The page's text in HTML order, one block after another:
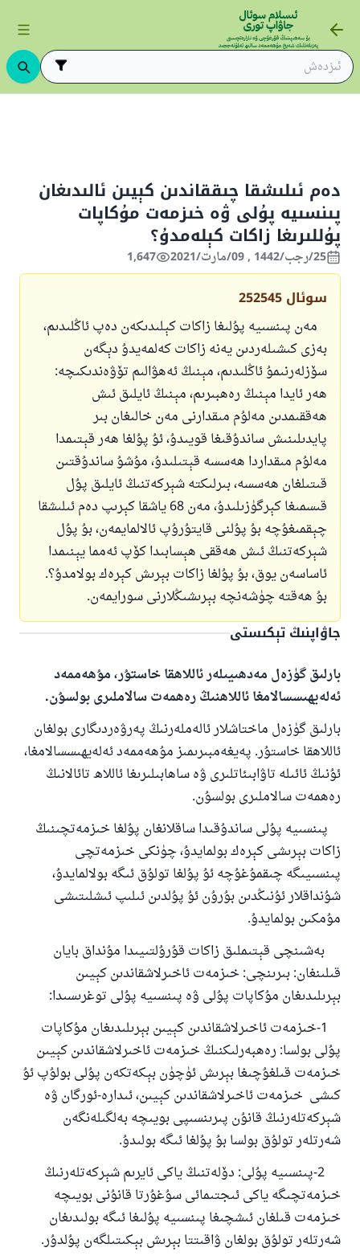
دەم ئىلىشقا چىققاندىن كېيىن ئالىدىغان
پىنسىيە پۇلى ۋە خىزمەت مۇكاپات
پۇللىرىغا زاكات كېلەمدۇ؟
25/رجب/1442 , 09/مارت/2021 1,647
سوئال 252545
مەن پىنسىيە پۇلىغا زاكات كېلىدىكەن دەپ ئاڭلىدىم،
بەزى كىشىلەردىن يەنە زاكات كەلمەيدۇ دېگەن
سۆزلەرنىمۇ ئاڭلىدىم، مېنىڭ ئەھۋالىم تۆۋەندىكىچە:
ھەر ئايدا مېنىڭ رەھبىرىم، مېنىڭ ئايلىق ئىش
ھەققىمدىن مەلۇم مىقدارنى مەن خالىغان بىر
پايدىلىنىش ساندۇقىغا قويىدۇ، ئۇ پۇلغا ھەر قېتىمدا
مەلۇم مىقداردا ھەسسە قېتىلىدۇ، مۇشۇ ساندۇقتىن
قىتىلغان ھەسسە، بىرلىكتە شېركەتنىڭ ئايلىق پۇل
قىسمىغا كېرگۈزىلىدۇ، مەن 68 ياشقا كېرىپ دەم ئىلىشقا
چېقمىغۇچە بۇ پۇلنى قايتۇرۇپ ئالالمايمەن، بۇ پۇل
شېركەتنىڭ ئىش ھەققى ھېسابىدا كۆپ ئەمما يېنىمدا
ئاساسەن يوق، بۇ پۇلغا زاكات بېرىش كېرەك بولامدۇ؟.
بۇ ھەقتە چۈشەنچە بېرىشىڭلارنى سورايمەن.
جاۋاپنىڭ تېكىستى
بارلىق گۈزەل مەدھىيىلەر ئاللاھقا خاستۇر، مۇھەممەد
ئەلەيھىسسالامغا ئاللاھنىڭ رەھمەت سالاملىرى بولسۇن.
بارلىق گۈزەل ماختاشلار ئالەملەرنىڭ پەرۋەردىگارى بولغان
ئاللاھقا خاستۇر. پەيغەمبىرىمىز مۇھەممەد ئەلەيھىسسالامغا،
ئۇنىڭ ئائىلە تاۋابىئاتلىرى ۋە ساھابىلىرىغا ئاللاھ تائالانىڭ
رەھمەت سالاملىرى بولسۇن.
پىنسىيە پۇلى ساندۇقىدا ساقلانغان پۇلغا خىزمەتچىنىڭ
زاكات بېرىشى كېرەك بولمايدۇ، چۈنكى خىزمەتچى
پىنسىيىگە چىقمۇغۇچە ئۇ پۇلغا تولۇق ئىگە بولالمايدۇ،
شۇنداقلار ئۇنىڭدىن بۇرۇن ئۇ پۇلدىن ئىلىپ ئىشلىتىشى
مۇمكىن بولمايدۇ.
بەشىنچى قېتىملىق زاكات قۇرۇلتىيىدا مۇنداق بايان
قىلىنغان: بىرىنچى: خىزمەت ئاخىرلاشقاندىن كېيىن
بېرىلىدىغان مۇكاپات پۇلى ۋە پىنسىيە پۇلى توغرىسىدا:
1-خىزمەت ئاخىرلاشقاندىن كېيىن بېرىلىدىغان مۇكاپات
پۇلى بولسا: رەھبەرلىكنىڭ خىزمەت ئاخىرلاشقاندىن كېيىن
خىزمەت قىلغۇچىغا بېرىش ئۈچۈن بېكەتكەن پۇلى بولۇپ ئۇ
كىشى خىزمەت ئاخىرلاشقاندىن كېيىن، ئىدارە-ئورگان ۋە
شېركەتلەرنىڭ قانۇن پىرىنسىپى بويىچە بەلگىلەنگەن
شەرتلەر تولۇق بولسا بۇ پۇلغا ئىگە بولىدۇ.
2-پىنسىيە پۇلى: دۆلەتنىڭ ياكى ئايرىم شېركەتلەرنىڭ
خىزمەتچىگە ياكى ئىجتىمائى سۇغۇرتا قانۇنى بويىچە
خىزمەت قىلغان ئىشچىغا پىنسىيە پۇلىغا ئىگە بولىدىغان
شەرتلەر تولۇق بولغان ۋاقىتتا بېرىش بېكىتىلگەن پۇلدۇر.
110845 - نومۇرلۇق سوئالنىڭ جاۋابى
ئائىلىنى ساقلاپ قالدى
ئۇممەتكە جاۋاپ بېرىشىمىزگە ياردەم قىلىڭ